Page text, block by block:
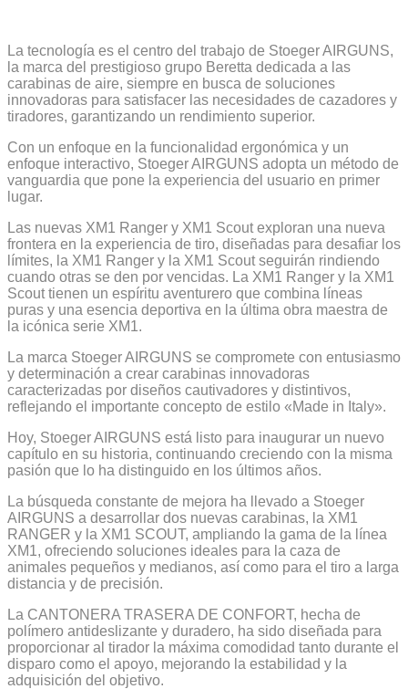
La tecnología es el centro del trabajo de Stoeger AIRGUNS,
la marca del prestigioso grupo Beretta dedicada a las
carabinas de aire, siempre en busca de soluciones
innovadoras para satisfacer las necesidades de cazadores y
tiradores, garantizando un rendimiento superior.
Con un enfoque en la funcionalidad ergonómica y un
enfoque interactivo, Stoeger AIRGUNS adopta un método de
vanguardia que pone la experiencia del usuario en primer
lugar.
Las nuevas XM1 Ranger y XM1 Scout exploran una nueva
frontera en la experiencia de tiro, diseñadas para desafiar los
límites, la XM1 Ranger y la XM1 Scout seguirán rindiendo
cuando otras se den por vencidas. La XM1 Ranger y la XM1
Scout tienen un espíritu aventurero que combina líneas
puras y una esencia deportiva en la última obra maestra de
la icónica serie XM1.
La marca Stoeger AIRGUNS se compromete con entusiasmo
y determinación a crear carabinas innovadoras
caracterizadas por diseños cautivadores y distintivos,
reflejando el importante concepto de estilo «Made in Italy».
Hoy, Stoeger AIRGUNS está listo para inaugurar un nuevo
capítulo en su historia, continuando creciendo con la misma
pasión que lo ha distinguido en los últimos años.
La búsqueda constante de mejora ha llevado a Stoeger
AIRGUNS a desarrollar dos nuevas carabinas, la XM1
RANGER y la XM1 SCOUT, ampliando la gama de la línea
XM1, ofreciendo soluciones ideales para la caza de
animales pequeños y medianos, así como para el tiro a larga
distancia y de precisión.
La CANTONERA TRASERA DE CONFORT, hecha de
polímero antideslizante y duradero, ha sido diseñada para
proporcionar al tirador la máxima comodidad tanto durante el
disparo como el apoyo, mejorando la estabilidad y la
adquisición del objetivo.